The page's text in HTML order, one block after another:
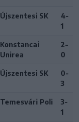
Újszentesi SK
4-
1
Konstancai
Unirea
2-
0
Újszentesi SK
0-
3
Temesvári Poli
3-
1